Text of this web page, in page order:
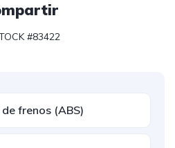
#83422
frenos (ABS)